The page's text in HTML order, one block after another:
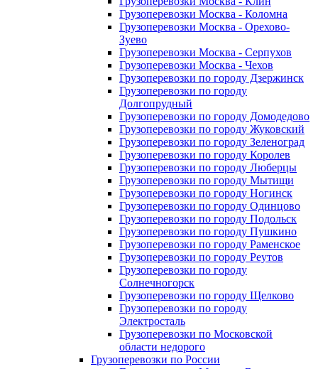
Грузоперевозки Москва - Коломна
Грузоперевозки Москва - Орехово-
Зуево
Грузоперевозки Москва - Серпухов
Грузоперевозки Москва - Чехов
Грузоперевозки по городу Дзержинск
Грузоперевозки по городу
Долгопрудный
Грузоперевозки по городу Домодедово
Грузоперевозки по городу Жуковский
Грузоперевозки по городу Зеленоград
Грузоперевозки по городу Королев
Грузоперевозки по городу Люберцы
Грузоперевозки по городу Мытищи
Грузоперевозки по городу Ногинск
Грузоперевозки по городу Одинцово
Грузоперевозки по городу Подольск
Грузоперевозки по городу Пушкино
Грузоперевозки по городу Раменское
Грузоперевозки по городу Реутов
Грузоперевозки по городу
Солнечногорск
Грузоперевозки по городу Щелково
Грузоперевозки по городу
Электросталь
Грузоперевозки по Московской
области недорого
Грузоперевозки по России